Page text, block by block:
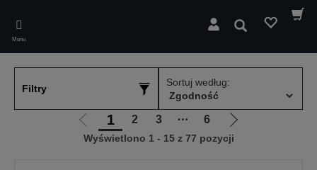
main
content
Menu
Wyszukaj
Filtry
Sortuj według:
Przejdź
do
1 2 3 ⋯ 6
Przejdź
do
Wyświetlono 1 - 15 z 77 pozycji